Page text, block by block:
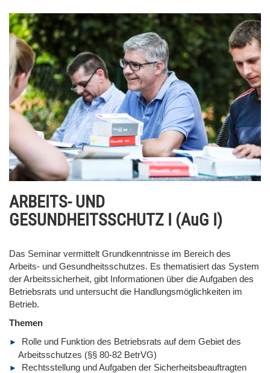
ARBEITS- UND
GESUNDHEITSSCHUTZ I (AuG I)
Das Seminar vermittelt Grundkenntnisse im Bereich des
Arbeits- und Gesundheitsschutzes. Es thematisiert das System
der Arbeitssicherheit, gibt Informationen über die Aufgaben des
Betriebsrats und untersucht die Handlungsmöglichkeiten im
Betrieb.
Themen
Rolle und Funktion des Betriebsrats auf dem Gebiet des
Arbeitsschutzes (§§ 80-82 BetrVG)
Rechtsstellung und Aufgaben der Sicherheitsbeauftragten